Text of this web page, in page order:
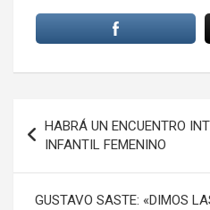
Navegación
de
entradas
HABRÁ UN ENCUENTRO
INFANTIL FEMENINO
GUSTAVO SASTE: «DIMOS